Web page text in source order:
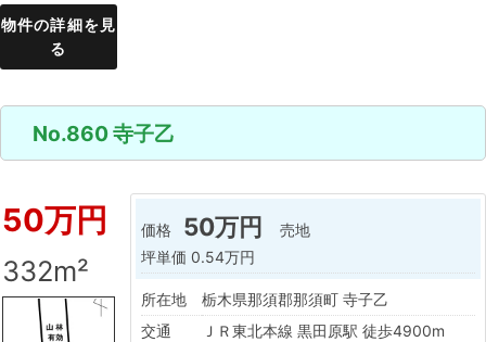
物件の詳細を見
る
No.860 寺子乙
50万円
332m²
価格 50万円
売地
坪単価 0.54万円
所在地
栃木県那須郡那須町 寺子乙
交通
ＪＲ東北本線 黒田原駅 徒歩4900m